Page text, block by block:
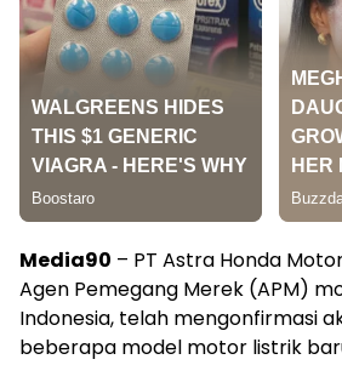
Media90 – PT Astra Honda
Agen Pemegang Merek (APM)
Indonesia, telah mengonfirmasi
beberapa model motor listrik